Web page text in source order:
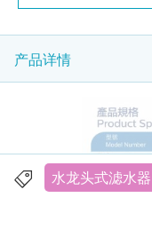
产品详情
水龙头式滤水器